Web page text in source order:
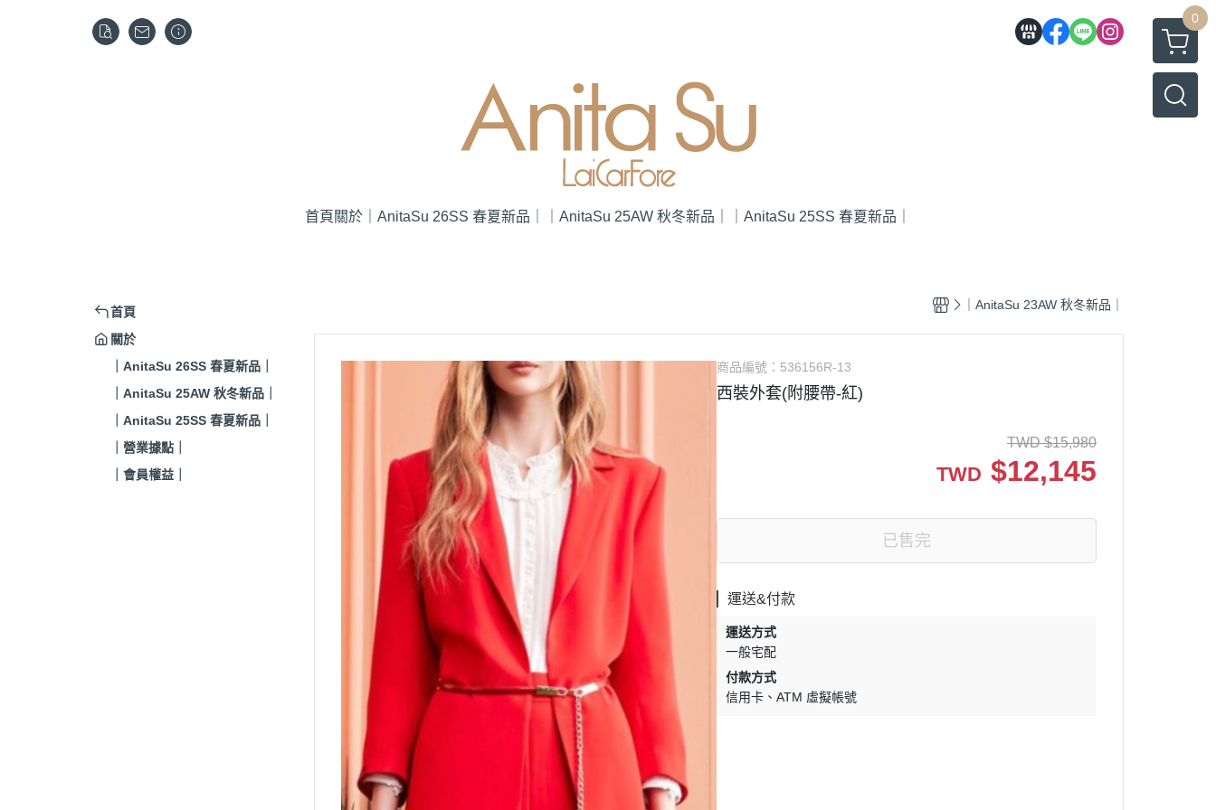
0
首頁 關於 ｜AnitaSu 26SS 春夏新品｜ ｜AnitaSu 25AW 秋冬新品｜ ｜AnitaSu 25SS 春夏新品｜
首頁
關於
｜AnitaSu 26SS 春夏新品｜
｜AnitaSu 25AW 秋冬新品｜
｜AnitaSu 25SS 春夏新品｜
｜營業據點｜
｜會員權益｜
｜AnitaSu 23AW 秋冬新品｜
商品編號： 536156R-13
西裝外套(附腰帶-紅)
TWD $15,980
TWD $12,145
已售完
運送&付款
運送方式
一般宅配
付款方式
信用卡
ATM 虛擬帳號